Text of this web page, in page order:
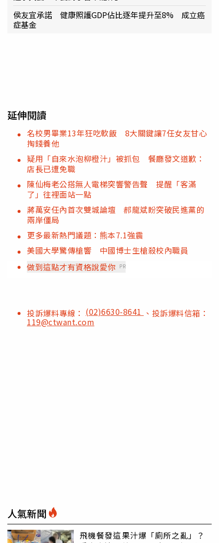
侯友宜承諾 健康照護GDP佔比逐年提升至8% 成立癌
症基金
延伸閱讀
名校男畢業13年狂吃軟飯 8大關鍵讓7任女友甘心
掏錢養他
疑用「自來水泡柳橙汁」被抓包 餐廳發文道歉：
店長已遭免職
陳仙梅老公搭無人電梯突響警告聲 提醒「客滿
了」往裡面站一點
蔣萬安任內首次雙城論壇 郝龍斌盼突破民進黨的
兩岸僵局
更多最新熱門議題：熊本7.1強震
美國大學驚傳槍響 中國博士生槍殺校內職員
做到這點才有資格說愛你 PR
投訴爆料專線： (02)6630-8641 、投訴爆料信箱：
119@ctwant.com
人氣新聞
飛機餐發這果汁爆「廁所之亂」？